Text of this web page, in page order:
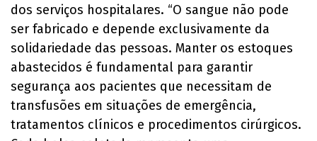
dos serviços hospitalares. “O sangue não pode
ser fabricado e depende exclusivamente da
solidariedade das pessoas. Manter os estoques
abastecidos é fundamental para garantir
segurança aos pacientes que necessitam de
transfusões em situações de emergência,
tratamentos clínicos e procedimentos cirúrgicos.